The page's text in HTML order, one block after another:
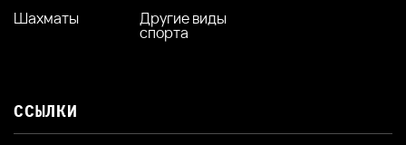
Шахматы
Другие виды
спорта
ССЫЛКИ